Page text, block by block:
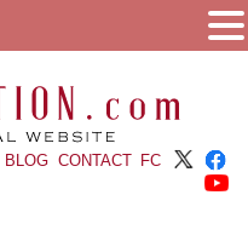
BLOG CONTACT FC